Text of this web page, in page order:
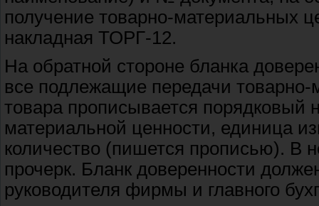
получение товарно-материальных
накладная ТОРГ-12.
На обратной стороне бланка
все подлежащие передачи
товара прописывается порядковый
материальной ценности, единица
количество (пишется прописью). В
прочерк. Бланк доверенности
руководителя фирмы и главного